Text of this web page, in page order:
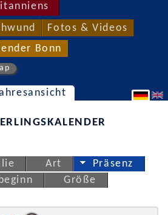
Fotos & Videos
Bonn
Art
Präsenz
Größe